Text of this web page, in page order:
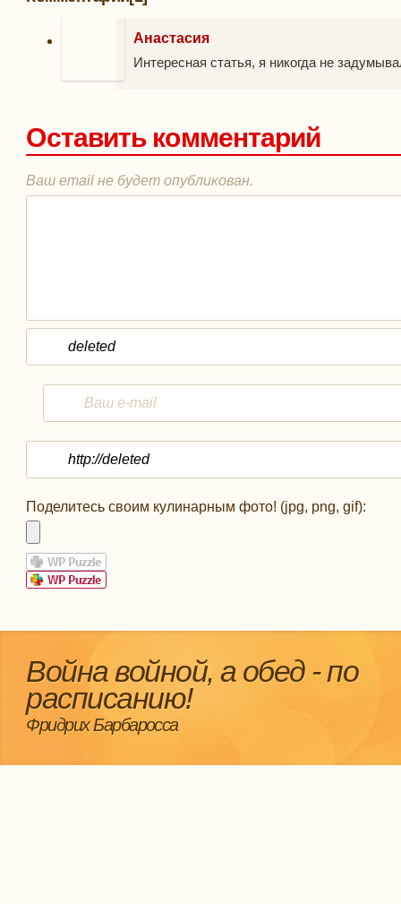
Анастасия
Интересная статья, я никогда не
Оставить комментарий
Ваш email не будет опубликован.
Поделитесь своим кулинарным фото! (jpg, png, gif):
Война войной, а обед - по
расписанию!
Фридрих Барбаросса